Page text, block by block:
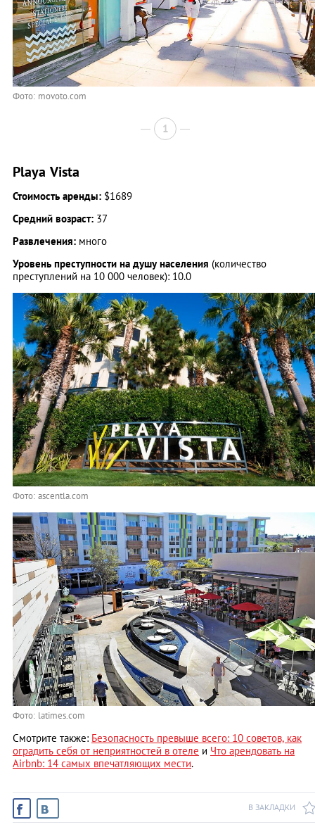
Фото: movoto.com
1
Playa Vista
Стоимость аренды: $1689
Средний возраст: 37
Развлечения: много
Уровень преступности на душу населения (количество
преступлений на 10 000 человек): 10.0
Фото: ascentla.com
Фото: latimes.com
Смотрите также: Безопасность превыше всего: 10 советов, как
оградить себя от неприятностей в отеле и Что арендовать на
Airbnb: 14 самых впечатляющих мести.
В ЗАКЛАДКИ